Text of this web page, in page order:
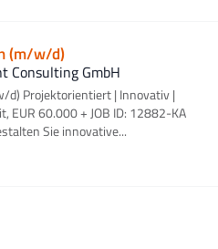
(m/w/d)
Consulting GmbH
d) Projektorientiert | Innovativ |
EUR 60.000 + JOB ID: 12882-KA
Sie innovative...